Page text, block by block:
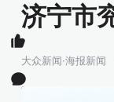
济宁市
大众新闻·海报新闻